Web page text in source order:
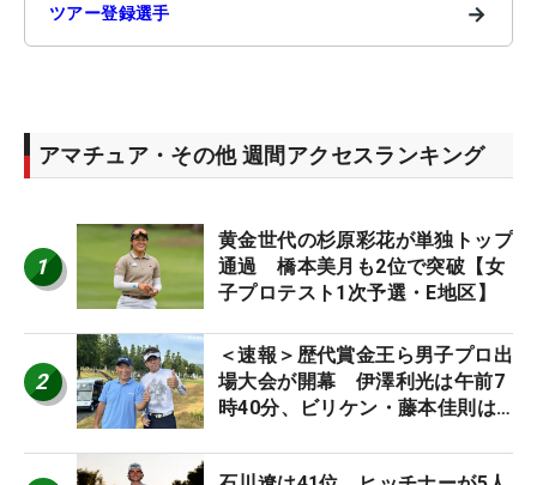
ツアー登録選手 →
アマチュア・その他 週間アクセスランキング
1
黄金世代の杉原彩花が単独トップ
通過 橋本美月も2位で突破【女
子プロテスト1次予選・E地区】
2
＜速報＞歴代賞金王ら男子プロ出
場大会が開幕 伊澤利光は午前7
時40分、ビリケン・藤本佳則は
STAGE JOYX OPEN】